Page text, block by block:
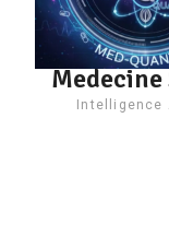
Intelligence